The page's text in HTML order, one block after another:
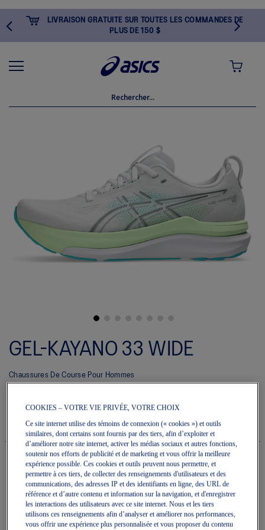
LIVRAISON GRATUITE SUR TOUTES LES COMMANDES DE
PLUS DE 150 $
MON
to
the
beginning
the
images
GEL-KAYANO 33 WIDE
Chaussures De Course Pour Hommes
cote
produit
cote
moyenne
220,00 $
Quantité
Ajouter au panier
COOKIES – VOTRE VIE PRIVÉE, VOTRE CHOIX
Ce site internet utilise des témoins de connexion (« cookies ») et outils
similaires, dont certains sont fournis par des tiers, afin d’exploiter et
d’améliorer notre site internet, activer les médias sociaux et autres fonctions,
soutenir nos efforts de publicité et de marketing et vous offrir la meilleure
expérience possible. Ces cookies et outils peuvent nous permettre, et
permettre à ces tiers, de collecter des renseignements d'utilisateurs et des
communications, des adresses IP et des identifiants en ligne, des URL de
référence et d’autre contenu et information sur la navigation, et d'enregistrer
les interactions des utilisateurs avec ce site internet. Nous et les tiers
utilisons ces renseignements afin d’analyser et améliorer nos performances,
vous offrir une expérience plus personnalisée et vous proposer du contenu